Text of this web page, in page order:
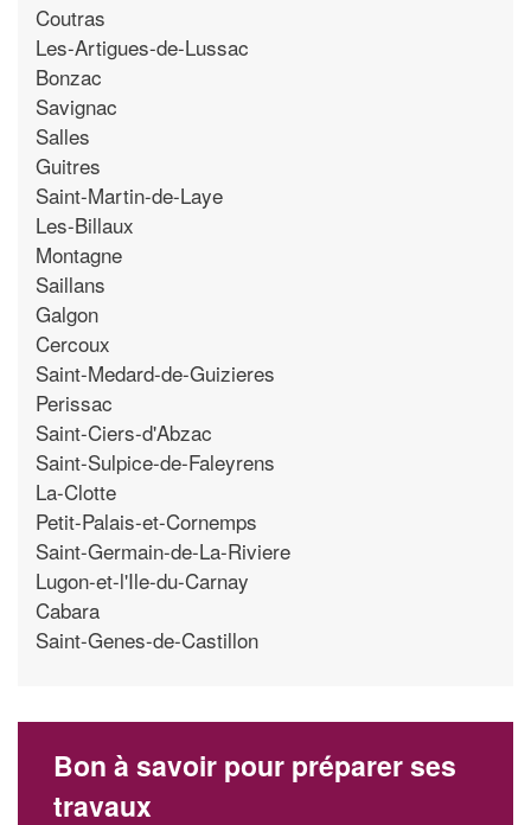
Coutras
Les-Artigues-de-Lussac
Bonzac
Savignac
Salles
Guitres
Saint-Martin-de-Laye
Les-Billaux
Montagne
Saillans
Galgon
Cercoux
Saint-Medard-de-Guizieres
Perissac
Saint-Ciers-d'Abzac
Saint-Sulpice-de-Faleyrens
La-Clotte
Petit-Palais-et-Cornemps
Saint-Germain-de-La-Riviere
Lugon-et-l'Ile-du-Carnay
Cabara
Saint-Genes-de-Castillon
Bon à savoir pour préparer ses
travaux